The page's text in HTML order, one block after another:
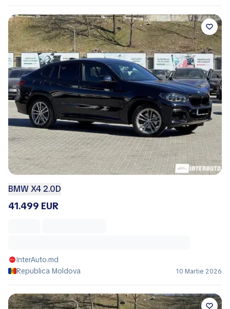
BMW X4 2.0D
41.499 EUR
InterAuto.md
Republica Moldova
10 Martie 2026